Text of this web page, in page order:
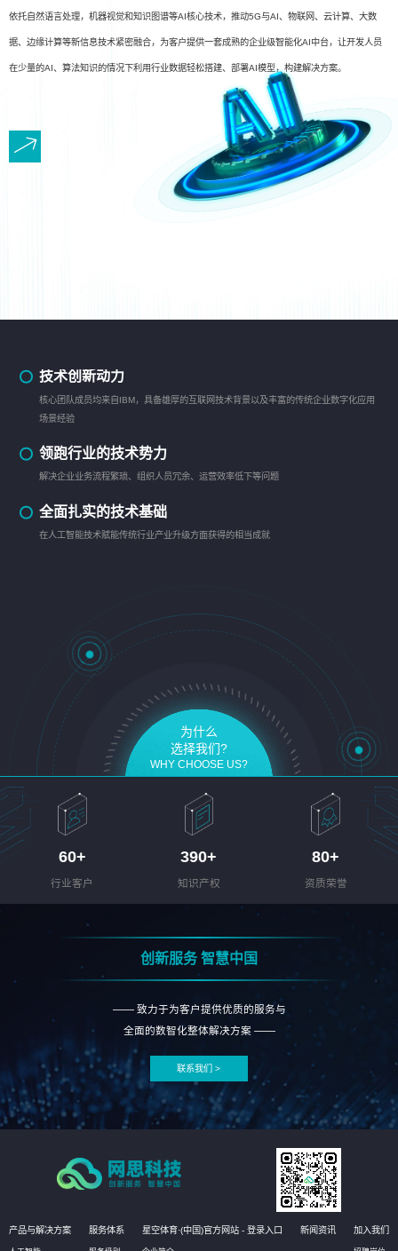
依托自然语言处理，机器视觉和知识图谱等AI核心技术，推动5G与AI、物联网、云计算、大数
据、边缘计算等新信息技术紧密融合，为客户提供一套成熟的企业级智能化AI中台，让开发人员
在少量的AI、算法知识的情况下利用行业数据轻松搭建、部署AI模型，构建解决方案。
技术创新动力
核心团队成员均来自IBM，具备雄厚的互联网技术背景以及丰富的传统企业数字化应用
场景经验
领跑行业的技术势力
解决企业业务流程繁琐、组织人员冗余、运营效率低下等问题
全面扎实的技术基础
在人工智能技术赋能传统行业产业升级方面获得的相当成就
为什么
选择我们?
WHY CHOOSE US?
60+
行业客户
390+
知识产权
80+
资质荣誉
创新服务 智慧中国
—— 致力于为客户提供优质的服务与
全面的数智化整体解决方案 ——
联系我们 >
产品与解决方案 服务体系 星空体育·(中国)官方网站 - 登录入口 新闻资讯 加入我们